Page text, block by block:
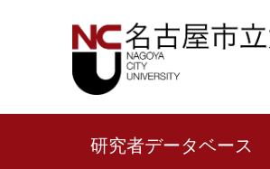
研究者データベース